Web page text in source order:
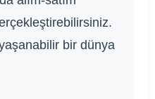
bir dünya